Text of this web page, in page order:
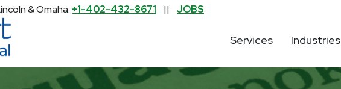
because the search field is empty.
& Omaha: +1-402-432-8671 || JOBS
Services Industries